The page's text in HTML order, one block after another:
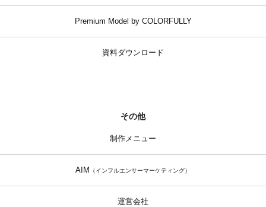
Premium Model by COLORFULLY
資料ダウンロード
その他
制作メニュー
AIM （インフルエンサーマーケティング）
運営会社